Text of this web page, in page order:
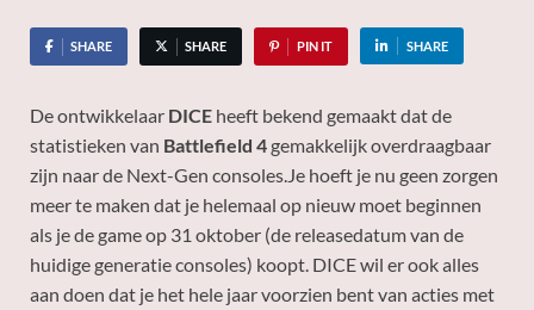
SHARE SHARE PIN IT SHARE
De ontwikkelaar DICE heeft bekend gemaakt dat de
statistieken van Battlefield 4 gemakkelijk overdraagbaar
zijn naar de Next-Gen consoles.Je hoeft je nu geen zorgen
meer te maken dat je helemaal op nieuw moet beginnen
als je de game op 31 oktober (de releasedatum van de
huidige generatie consoles) koopt. DICE wil er ook alles
aan doen dat je het hele jaar voorzien bent van acties met